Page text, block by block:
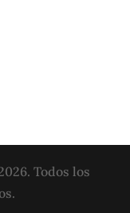
Todos los